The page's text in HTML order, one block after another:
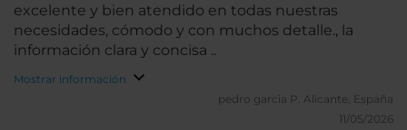
excelente y bien atendido en todas nuestras
necesidades, cómodo y con muchos detalle., la
información clara y concisa ..
Mostrar información
pedro garcia P. Alicante, España
11/05/2026